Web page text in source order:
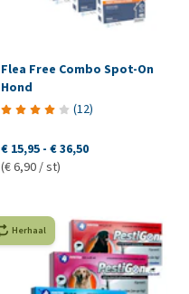
Flea Free Combo Spot-On
Hond
(12)
€ 15,95 - € 36,50
(€ 6,90 / st)
Herhaal